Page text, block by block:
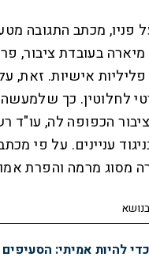
פניו, מכתב התגובה
בעובדת ציבור,
פליליות אישיות. זאת,
לחלוטין. כך
הכפופה לה, עו"ד
עניינים. על פי
מסוג מרמה והפרת
להיות אמיתי: